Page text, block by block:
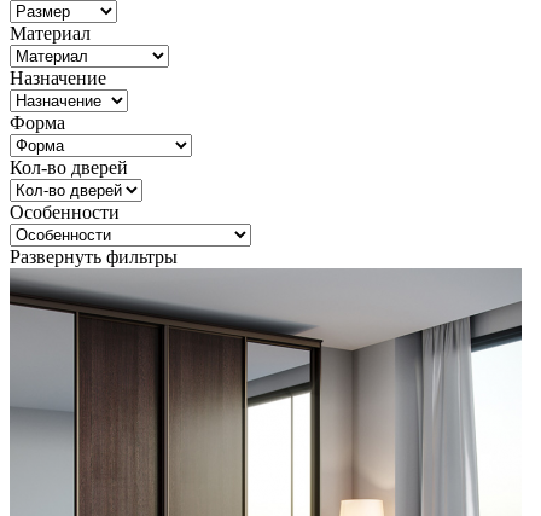
Материал
Назначение
Форма
Кол-во дверей
Особенности
Развернуть фильтры